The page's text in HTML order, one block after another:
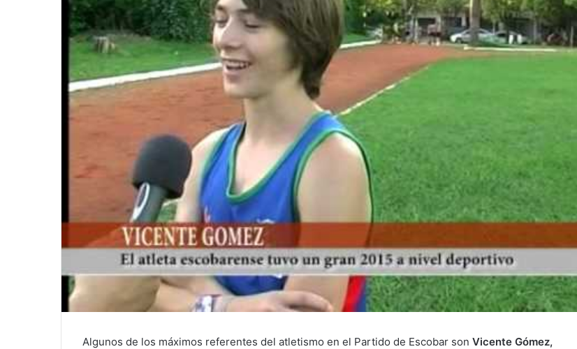
Algunos de los máximos referentes del atletismo en el Partido de Escobar son Vicente Gómez,